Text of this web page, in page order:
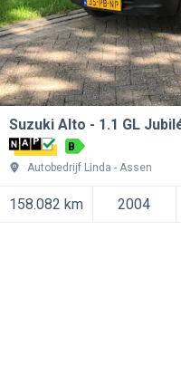
Suzuki Alto 1.1 GL
B
Autobedrijf Linda
Assen
158.082 km 2004